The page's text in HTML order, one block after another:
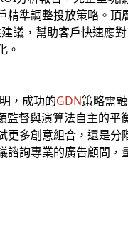
精準調整投放策略。頂
議，幫助客戶快速應
。
，成功的GDN策略需
監督與演算法自主的平
多創意組合，還是分
諮詢專業的廣告顧問，